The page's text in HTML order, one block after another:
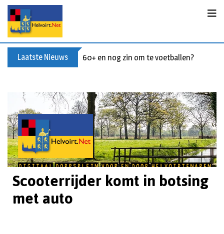
Laatste Nieuws 60+ en nog zin om te voetballen? Kom
Scooterrijder komt in botsing
met auto